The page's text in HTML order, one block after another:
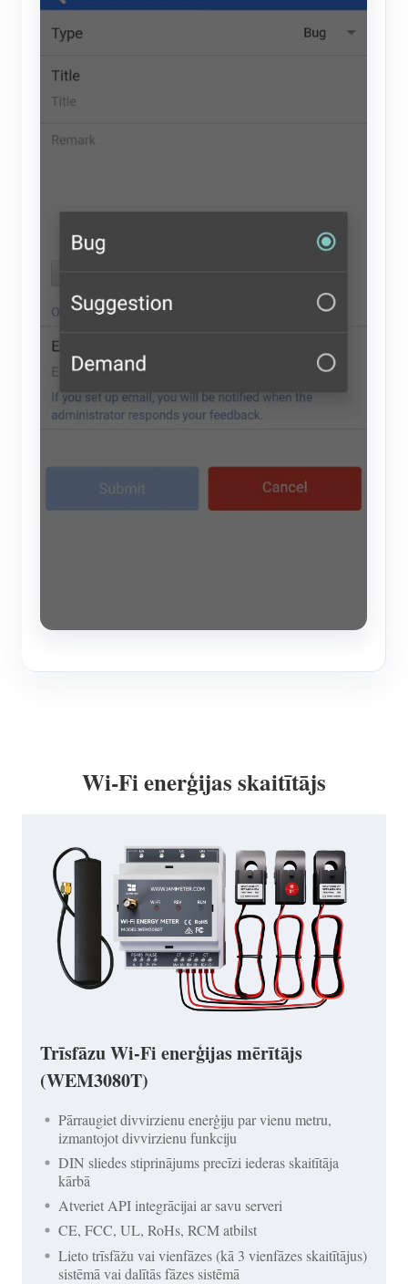
Wi-Fi enerģijas skaitītājs
Trīsfāzu Wi-Fi enerģijas mērītājs
(WEM3080T)
Pārraugiet divvirzienu enerģiju par vienu metru,
izmantojot divvirzienu funkciju
DIN sliedes stiprinājums precīzi iederas skaitītāja
kārbā
Atveriet API integrācijai ar savu serveri
CE, FCC, UL, RoHs, RCM atbilst
Lieto trīsfāžu vai vienfāzes (kā 3 vienfāzes skaitītājus)
sistēmā vai dalītās fāzes sistēmā